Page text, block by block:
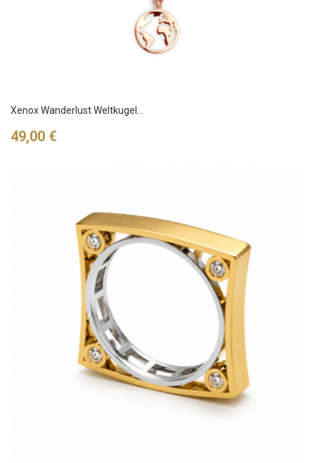
Xenox Wanderlust Weltkugel...
Preis
49,00 €